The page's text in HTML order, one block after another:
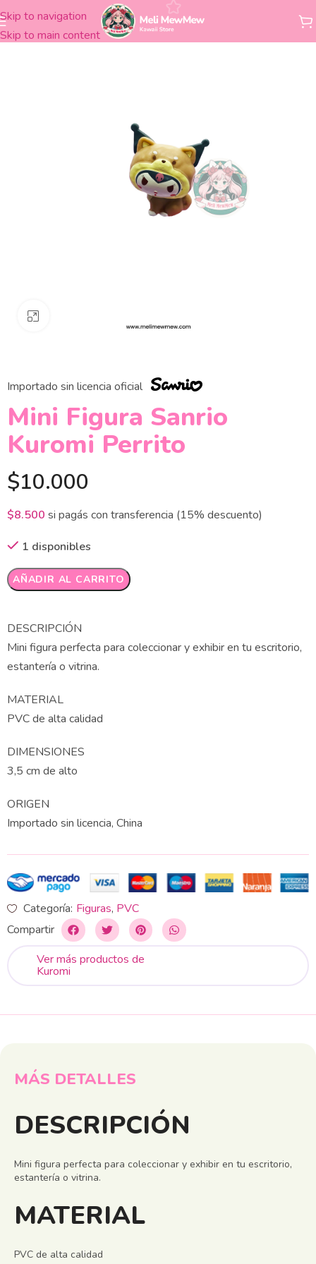
Skip to navigation
Skip to main content
Inicio Figuras PVC
Importado sin licencia oficial
Mini Figura Sanrio
Kuromi Perrito
$10.000
$8.500 si pagás con transferencia (15% descuento)
1 disponibles
AÑADIR AL CARRITO
Alternative:
DESCRIPCIÓN
Mini figura perfecta para coleccionar y exhibir en tu escritorio,
estantería o vitrina.
MATERIAL
PVC de alta calidad
DIMENSIONES
3,5 cm de alto
ORIGEN
Importado sin licencia, China
Categoría: Figuras, PVC
Compartir
Ver más productos de
Kuromi
MÁS DETALLES
DESCRIPCIÓN
Mini figura perfecta para coleccionar y exhibir en tu escritorio,
estantería o vitrina.
MATERIAL
PVC de alta calidad